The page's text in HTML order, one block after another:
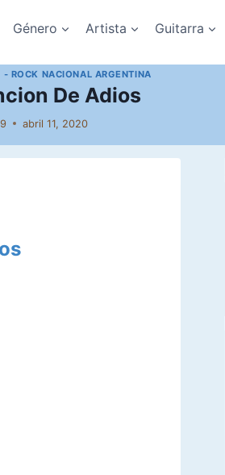
Género Artista Guitarra
- ROCK NACIONAL ARGENTINA
De Adios
abril 11, 2020